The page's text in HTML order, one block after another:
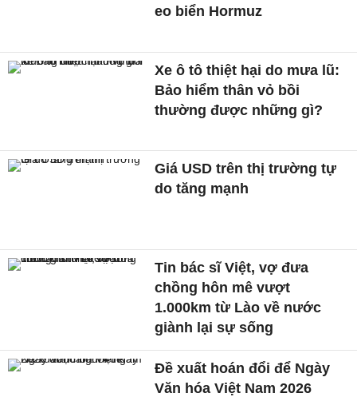
eo biển Hormuz
Xe ô tô thiệt hại do mưa lũ:
Bảo hiểm thân vỏ bồi
thường được những gì?
Giá USD trên thị trường tự
do tăng mạnh
Tin bác sĩ Việt, vợ đưa
chồng hôn mê vượt
1.000km từ Lào về nước
giành lại sự sống
Đề xuất hoán đổi để Ngày
Văn hóa Việt Nam 2026